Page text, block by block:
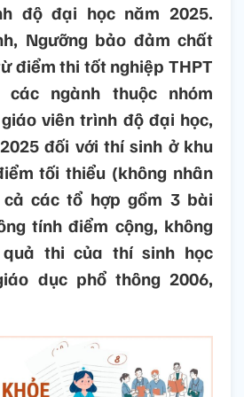
độ đại học năm 2025.
Ngưỡng bảo đảm chất
điểm thi tốt nghiệp THPT
ngành thuộc nhóm
viên trình độ đại học,
đối với thí sinh ở khu
tối thiểu (không nhân
các tổ hợp gồm 3 bài
tính điểm cộng, không
thi của thí sinh học
dục phổ thông 2006,